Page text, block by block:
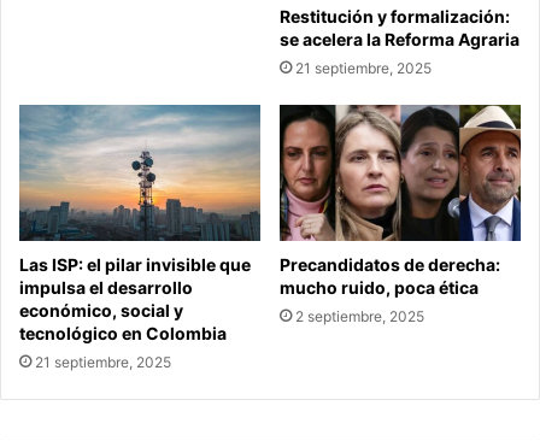
Restitución y formalización:
se acelera la Reforma Agraria
21 septiembre, 2025
Las ISP: el pilar invisible que
impulsa el desarrollo
económico, social y
tecnológico en Colombia
21 septiembre, 2025
Precandidatos de derecha:
mucho ruido, poca ética
2 septiembre, 2025